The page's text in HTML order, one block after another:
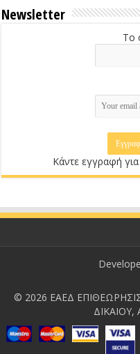
Newsletter
Το
Κάντε εγγραφή
© 2026 ΕΑΕΔ
ΔΙΚΑΙΟΥ,